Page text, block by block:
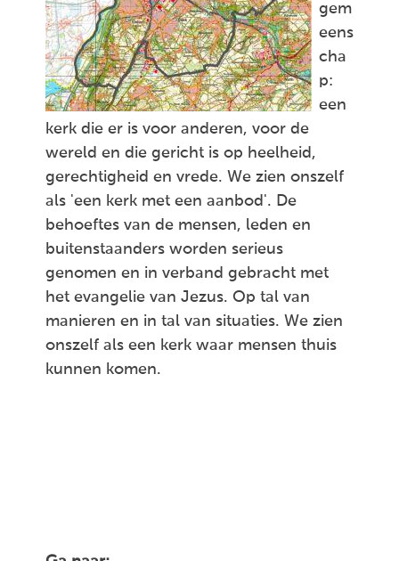
gem
eens
cha
p:
een
kerk die er is voor anderen, voor de
wereld en die gericht is op heelheid,
gerechtigheid en vrede. We zien onszelf
als 'een kerk met een aanbod'. De
behoeftes van de mensen, leden en
buitenstaanders worden serieus
genomen en in verband gebracht met
het evangelie van Jezus. Op tal van
manieren en in tal van situaties. We zien
onszelf als een kerk waar mensen thuis
kunnen komen.